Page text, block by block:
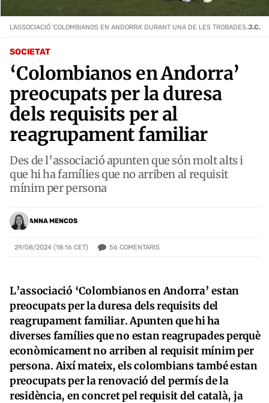
SOCIETAT
‘Colombianos en Andorra’
preocupats per la duresa
dels requisits per al
reagrupament familiar
Des de l’associació apunten que són molt alts i
que hi ha famílies que no arriben al requisit
mínim per persona
ANNA MENCOS
29/08/2024 (18:16 CET) 56 COMENTARIS
L'ASSOCIACIÓ 'COLOMBIANOS EN ANDORRA' DURANT UNA DE LES TROBADES.J.C.
L’associació ‘Colombianos en Andorra’ estan
preocupats per la duresa dels requisits del
reagrupament familiar. Apunten que hi ha
diverses famílies que no estan reagrupades perquè
econòmicament no arriben al requisit mínim per
persona. Així mateix, els colombians també estan
preocupats per la renovació del permís de la
residència, en concret pel requisit del català, ja